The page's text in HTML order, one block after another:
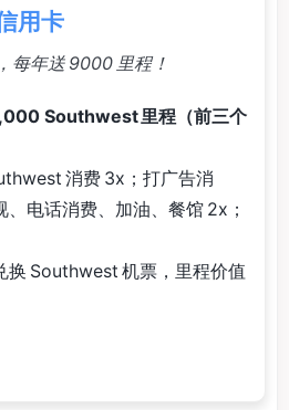
用卡
每年送 9000 里程！
Southwest 里程（前三个
消费 3x；打广告消
、电话消费、加油、餐馆 2x；
换 Southwest 机票，里程价值